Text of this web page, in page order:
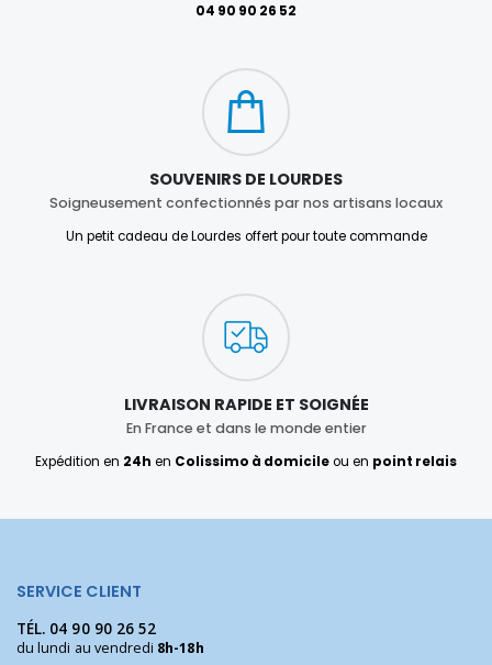
04 90 90 26 52
SOUVENIRS DE LOURDES
Soigneusement confectionnés par nos artisans locaux
Un petit cadeau de Lourdes offert pour toute commande
LIVRAISON RAPIDE ET SOIGNÉE
En France et dans le monde entier
Expédition en 24h en Colissimo à domicileou en point relais
SERVICE CLIENT
TÉL. 04 90 90 26 52
du lundi au vendredi 8h-18h